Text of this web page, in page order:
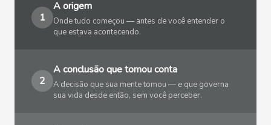
1
A origem
Onde tudo começou — antes de você entender o
que estava acontecendo.
2
A conclusão que tomou conta
A decisão que sua mente tomou — e que governa
sua vida desde então, sem você perceber.